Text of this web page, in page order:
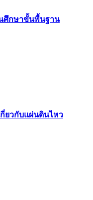
ศึกษาขั้นพื้นฐาน
ยวกับแผ่นดินไหว